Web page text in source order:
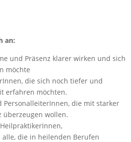
an:
und Präsenz klarer wirken und sich
möchte
die sich noch tiefer und
erfahren möchten.
PersonalleiterInnen, die mit starker
überzeugen wollen.
die in heilenden Berufen